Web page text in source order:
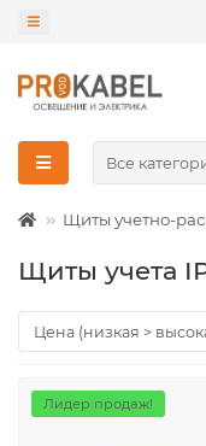
Все
Щиты учетно-
Щиты учета
Лидер продаж!